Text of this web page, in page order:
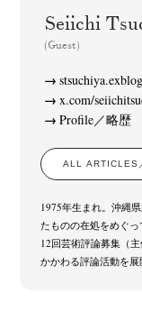
Seiichi
(Guest)
x.com/
Profile／略歴
ALL ARTICLES
1975年生まれ。沖縄
たものの在処をめぐ
12回芸術評論募集（
かかわる評論活動を展